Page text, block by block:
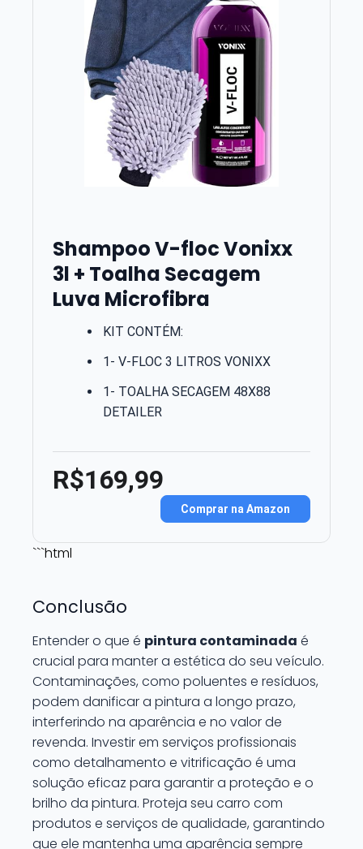
Shampoo V-floc Vonixx
3l + Toalha Secagem
Luva Microfibra
KIT CONTÉM:
1- V-FLOC 3 LITROS VONIXX
1- TOALHA SECAGEM 48X88
DETAILER
R$169,99
Comprar na Amazon
```html
Conclusão
Entender o que é pintura contaminada é
crucial para manter a estética do seu veículo.
Contaminações, como poluentes e resíduos,
podem danificar a pintura a longo prazo,
interferindo na aparência e no valor de
revenda. Investir em serviços profissionais
como detalhamento e vitrificação é uma
solução eficaz para garantir a proteção e o
brilho da pintura. Proteja seu carro com
produtos e serviços de qualidade, garantindo
que ele mantenha uma aparência sempre